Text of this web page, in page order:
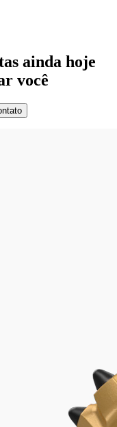
ainda hoje
você